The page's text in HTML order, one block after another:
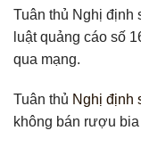
Tuân thủ Nghị định
luật quảng cáo số
qua mạng.
Tuân thủ Nghị định
không bán rượu